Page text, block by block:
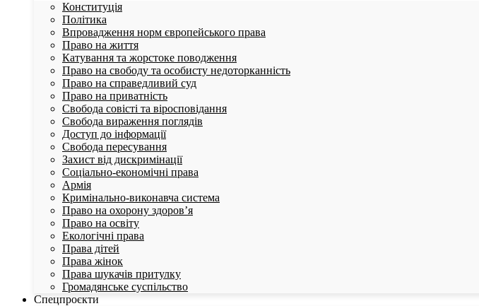
Конституція
Політика
Впровадження норм європейського права
Право на життя
Катування та жорстоке поводження
Право на свободу та особисту недоторканність
Право на справедливий суд
Право на приватність
Свобода совісті та віросповідання
Свобода вираження поглядів
Доступ до інформації
Свобода пересування
Захист від дискримінації
Соціально-економічні права
Армія
Кримінально-виконавча система
Право на охорону здоров’я
Право на освіту
Екологічні права
Права дітей
Права жінок
Права шукачів притулку
Громадянське суспільство
Спецпроєкти